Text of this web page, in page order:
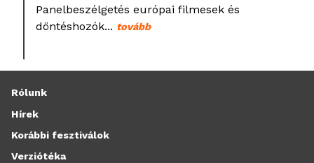
Panelbeszélgetés európai filmesek és
döntéshozók... tovább
Rólunk
Hírek
Korábbi fesztiválok
Verziótéka